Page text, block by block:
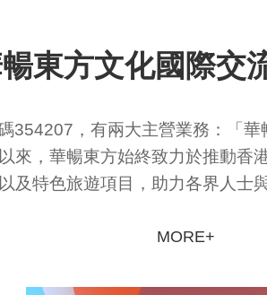
東方文化國際交
354207，有兩大主營業務：「
來，華暢東方始終致力於推動香
及特色旅遊項目，助力各界人士
MORE+